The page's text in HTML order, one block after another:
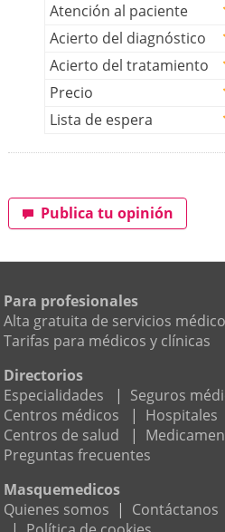
Atención al paciente
Acierto del diagnóstico
Acierto del tratamiento
Precio
Lista de espera
Publica tu opinión
Para profesionales
Alta gratuita de servicios
Tarifas para médicos y clínicas
Directorios
Especialidades
| Seguros
Centros médicos
| Hospitales
Centros de salud
|
Preguntas frecuentes
Masquemedicos
Quienes somos | Contáctanos